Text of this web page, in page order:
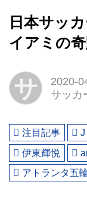
日本サッ
イアミの奇
サ
2020-
サッカ
注目記事 J
伊東輝悦
アトランタ五